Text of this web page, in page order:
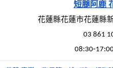
短腿阿鹿
花蓮縣花蓮市花蓮縣
03 861
08:30-